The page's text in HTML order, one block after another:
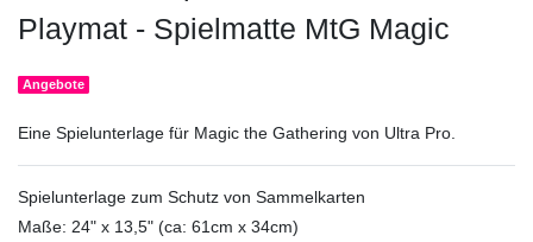
Playmat - Spielmatte MtG Magic
Angebote
Eine Spielunterlage für Magic the Gathering von Ultra Pro.
Spielunterlage zum Schutz von Sammelkarten
Maße: 24" x 13,5" (ca: 61cm x 34cm)